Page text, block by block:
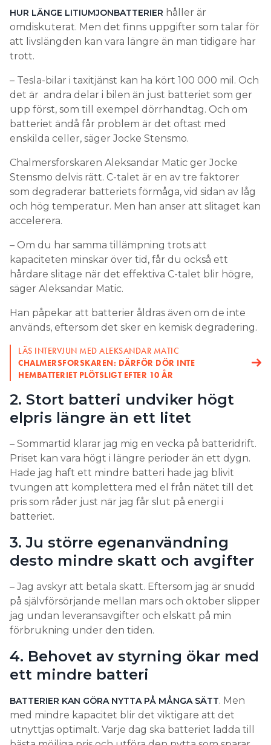
battericell håller 5 000 cykler om den cyklas med
en hastighet på 1 C och att den inte cyklar med 2 C
oftare än ett visst antal gånger.
Vad är C-talet och hur påverkar
det livslängden?
C-talet är ett mått på hur snabbt batteriet laddas
och laddas ur, det vill säga hur stor ström du drar
ur det. 1 C betyder att batteriet kan laddas ur på en
batterier. Ju snabbare i- eller urladdning, alltså ju
högre C-tal, desto större slitage.
”SNUDD PÅ SJÄLVFÖRSÖRJANDE MELLAN MARS OCH
OKTOBER”
5 SKÄL TILL STORT HEMBATTERI: ”KAN HÅLLA I 40 ÅR”
LÄS OCKSÅ:
BATTERI I NORRLAND LÖNSAMT EFTER 7 ÅR NÄR 60-
ÖRINGEN AVSKAFFAS
Hur hänger batteriets storlek
ihop med hur hårt det slits?
system kan du ta ut mer effekt utan att belasta
batteriet lika hårt som om du har ett mindre
batteri.
Större delen av ett hushålls energianvändning sker
när spotpriset är högt på kvällen när alla kommer
hem.
– Om hembatteriet ska driva värmesystem,
diskmaskin, tvättmaskin, spis och ladda en elbil
betyder det troligen att en stor andel av både
energi- och effektbehov används på kanske tre
timmar och att resten lite hårdraget smetas ut över
resten av dygnets 21 timmar.
Finns det ett stup där
degraderingen av batteriet går
snabbare?
– Batterier är inte en enhetlig produkt. Generellt
sett får man förhålla sig till att det ska hålla ett visst
antal cykler som man genom försiktig användning
kan förlänga. Men det finns också en kemisk
degradering. Batteriet åldras genom att bara finnas
till.
Hårdare slitage när batteriets
lagringskapacitet sjunker
HUR LÄNGE LITIUMJONBATTERIER håller är
omdiskuterat. Men det finns uppgifter som talar för
att livslängden kan vara längre än man tidigare har
trott.
– Tesla-bilar i taxitjänst kan ha kört 100 000 mil. Och
det är andra delar i bilen än just batteriet som ger
upp först, som till exempel dörrhandtag. Och om
batteriet ändå får problem är det oftast med
enskilda celler, säger Jocke Stensmo.
Chalmersforskaren Aleksandar Matic ger Jocke
Stensmo delvis rätt. C-talet är en av tre faktorer
som degraderar batteriets förmåga, vid sidan av låg
och hög temperatur. Men han anser att slitaget kan
accelerera.
– Om du har samma tillämpning trots att
kapaciteten minskar över tid, får du också ett
hårdare slitage när det effektiva C-talet blir högre,
säger Aleksandar Matic.
Han påpekar att batterier åldras även om de inte
används, eftersom det sker en kemisk degradering.
LÄS INTERVJUN MED ALEKSANDAR MATIC
CHALMERSFORSKAREN: DÄRFÖR DÖR INTE
HEMBATTERIET PLÖTSLIGT EFTER 10 ÅR
2. Stort batteri undviker högt
elpris längre än ett litet
– Sommartid klarar jag mig en vecka på batteridrift.
Priset kan vara högt i längre perioder än ett dygn.
Hade jag haft ett mindre batteri hade jag blivit
tvungen att komplettera med el från nätet till det
pris som råder just när jag får slut på energi i
batteriet.
3. Ju större egenanvändning
desto mindre skatt och avgifter
– Jag avskyr att betala skatt. Eftersom jag är snudd
på självförsörjande mellan mars och oktober slipper
jag undan leveransavgifter och elskatt på min
förbrukning under den tiden.
4. Behovet av styrning ökar med
ett mindre batteri
BATTERIER KAN GÖRA NYTTA PÅ MÅNGA SÄTT. Men
med mindre kapacitet blir det viktigare att det
utnyttjas optimalt. Varje dag ska batteriet ladda till